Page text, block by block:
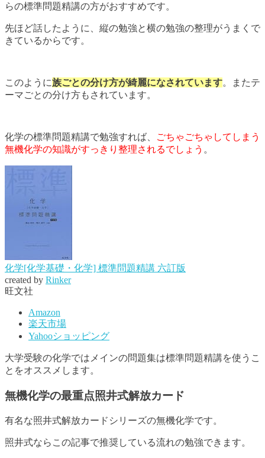
らの標準問題精講の方がおすすめです。
先ほど話したように、縦の勉強と横の勉強の整理がうまくで
きているからです。
このように族ごとの分け方が綺麗になされています。またテ
ーマごとの分け方もされています。
化学の標準問題精講で勉強すれば、
ごちゃごちゃしてしまう
無機化学の知識がすっきり整理されるでしょう 。
化学[化学基礎・化学] 標準問題精講 六訂版
created by Rinker
旺文社
Amazon
楽天市場
Yahooショッピング
大学受験の化学ではメインの問題集は標準問題精講を使うこ
とをオススメします。
無機化学の最重点照井式解放カード
有名な照井式解放カードシリーズの無機化学です。
照井式ならこの記事で推奨している流れの勉強できます。